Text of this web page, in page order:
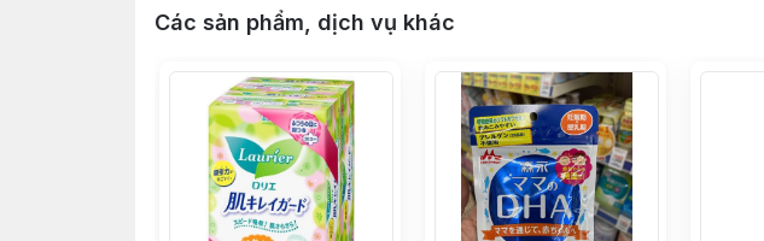
Các sản phẩm, dịch vụ khác